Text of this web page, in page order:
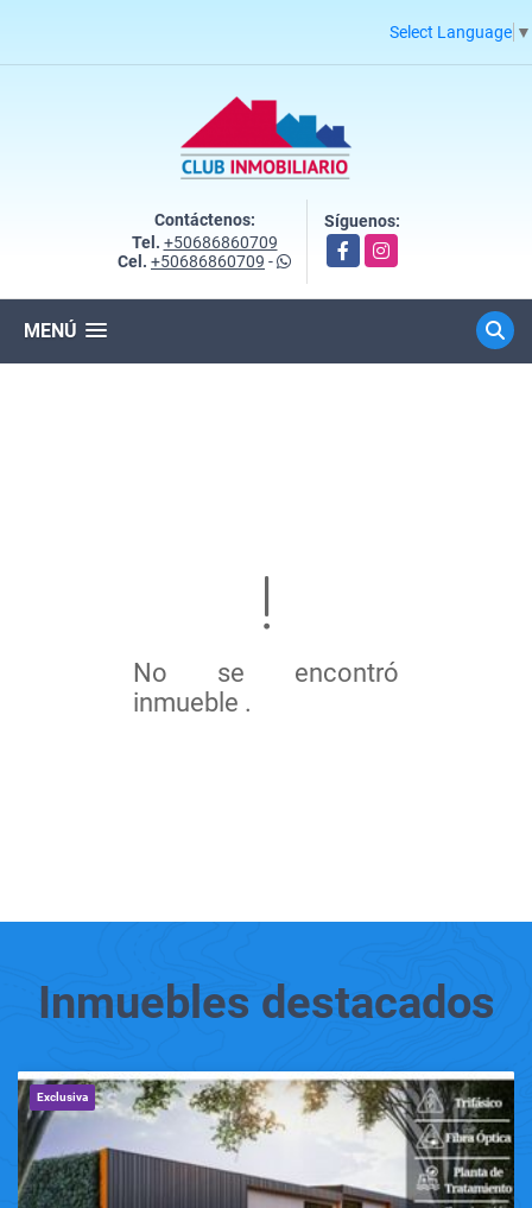
Select Language ▼
Contáctenos:
Tel. +50686860709
Cel. +50686860709 -
Síguenos:
FacebookInstagram
MENÚ
No se encontró
inmueble .
Inmuebles destacados
Exclusiva